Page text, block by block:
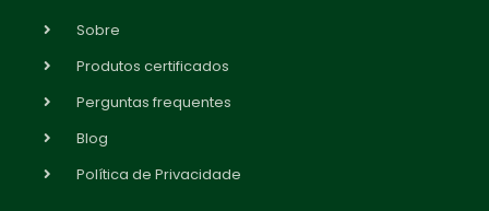
Sobre
Produtos certificados
Perguntas frequentes
Blog
Política de Privacidade